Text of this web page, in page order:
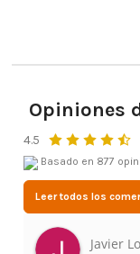
Opiniones
4.5
Basado en 877
Leer todos los